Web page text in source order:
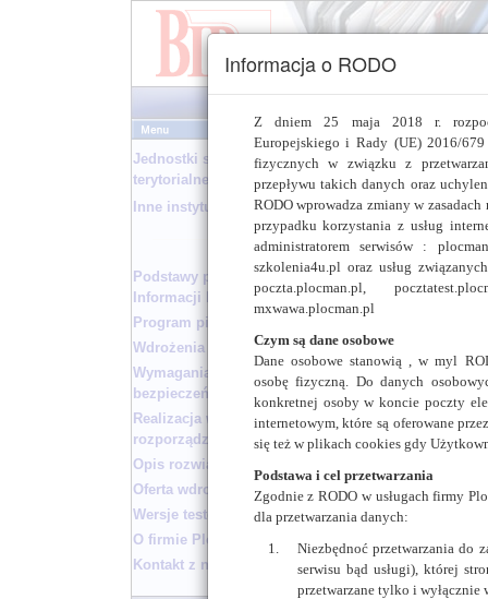
Jednostki samorządu
terytorialnego
Inne instytucje
Podstawy prawne Biuletynu
Informacji Publicznej
Program pilotażowy
Wdrożenia wzorcowe
Wymagania w zakresie
bezpieczeństwa serwisu BIP
Realizacja wymogów
rozporządzenia
Opis rozwiązania
Oferta wdrożenia
Wersje testowe biuletynu
O firmie Plocman
Kontakt z nami
Informacja o RODO
Z dniem 25 maja 2018 r.
Europejskiego i Rady (UE) 2016/
fizycznych w związku z
przepływu takich danych oraz
RODO wprowadza zmiany w
przypadku korzystania z usług
administratorem serwisów :
szkolenia4u.pl oraz usług
poczta.plocman.pl,
mxwawa.plocman.pl
Czym są dane osobowe
Dane osobowe stanowią , w myl
osobę fizyczną. Do danych
konkretnej osoby w koncie poczty
internetowym, które są oferowane
się też w plikach cookies gdy
Podstawa i cel przetwarzania
Zgodnie z RODO w usługach firmy
dla przetwarzania danych:
Niezbędnoć przetwarzania do
serwisu bąd usługi), której
przetwarzane tylko i wyłącznie